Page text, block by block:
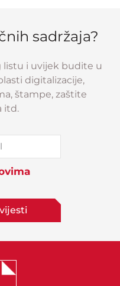
sadržaja?
listu i uvijek budite u
digitalizacije,
štampe, zaštite
itd.